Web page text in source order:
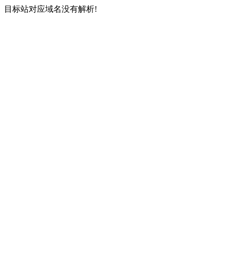
目标站对应域名没有解析!